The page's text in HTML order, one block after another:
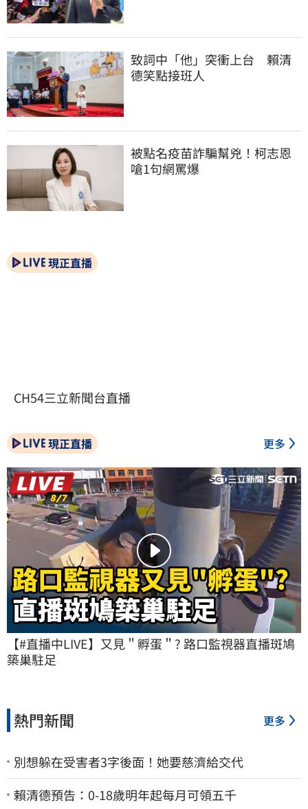
致詞中「他」突衝上台　賴清
德笑點接班人
被點名疫苗詐騙幫兇！柯志恩
嗆1句網罵爆
現正直播
CH54三立新聞台直播
現正直播 更多
【#直播中LIVE】又見＂孵蛋＂? 路口監視器直播斑鳩
築巢駐足
熱門新聞 更多
別想躲在受害者3字後面！她要慈濟給交代
賴清德預告：0-18歲明年起每月可領五千